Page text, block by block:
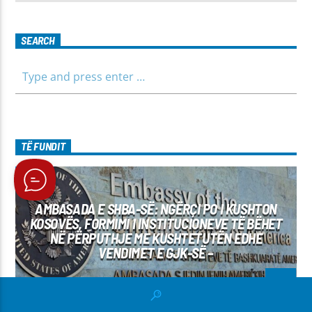
SEARCH
TË FUNDIT
LAJME
AMBASADA E SHBA-SË: NGËRÇI PO I KUSHTON
KOSOVËS, FORMIMI I INSTITUCIONEVE TË BËHET
NË PËRPUTHJE ME KUSHTETUTËN EDHE
VENDIMET E GJK-SË –